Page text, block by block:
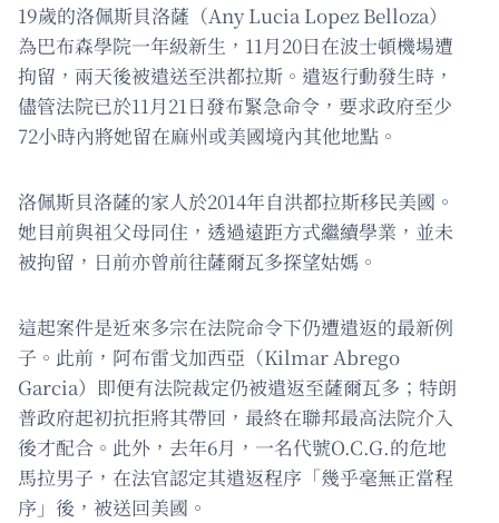
19歲的洛佩斯貝洛薩（Any Lucia Lopez Belloza）
為巴布森學院一年級新生，11月20日在波士頓機場遭
拘留，兩天後被遣送至洪都拉斯。遣返行動發生時，
儘管法院已於11月21日發布緊急命令，要求政府至少
72小時內將她留在麻州或美國境內其他地點。
洛佩斯貝洛薩的家人於2014年自洪都拉斯移民美國。
她目前與祖父母同住，透過遠距方式繼續學業，並未
被拘留，日前亦曾前往薩爾瓦多探望姑媽。
這起案件是近來多宗在法院命令下仍遭遣返的最新例
子。此前，阿布雷戈加西亞（Kilmar Abrego
Garcia）即便有法院裁定仍被遣返至薩爾瓦多；特朗
普政府起初抗拒將其帶回，最終在聯邦最高法院介入
後才配合。此外，去年6月，一名代號O.C.G.的危地
馬拉男子，在法官認定其遣返程序「幾乎毫無正當程
序」後，被送回美國。